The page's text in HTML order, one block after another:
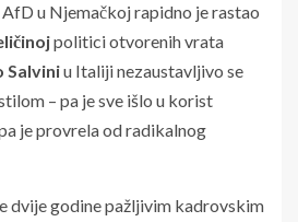
AfD u Njemačkoj rapidno je rastao
politici otvorenih vrata
Salviniu Italiji nezaustavljivo se
– pa je sve išlo u korist
je provrela od radikalnog
dvije godine pažljivim kadrovskim